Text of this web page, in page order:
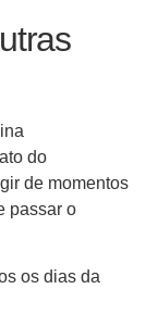
do
de momentos
passar o
os dias da